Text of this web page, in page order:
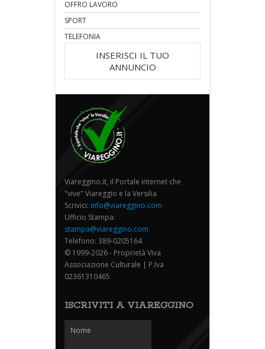
OFFRO LAVORO
SPORT
TELEFONIA
INSERISCI IL TUO
ANNUNCIO
Viareggino.it, il Portale internet che
"vive" Viareggio e la Versilia
Scrivici: info@viareggino.com
Ufficio Stampa:
stampa@viareggino.com
Telefono: 389-0205164
© 1999-2026 - Proprietà Viva
Associazione Culturale | P.Iva
02361310465
ISCRIVITI A VIAREGGINO